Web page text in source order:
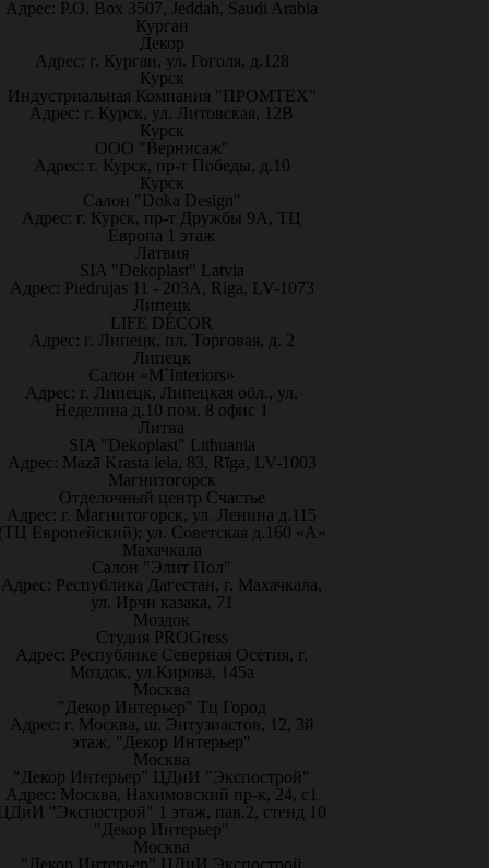
Адрес: P.O. Box 3507, Jeddah, Saudi Arabia
Курган
Декор
Адрес: г. Курган, ул. Гоголя, д.128
Курск
Индустриальная Компания "ПРОМТЕХ"
Адрес: г. Курск, ул. Литовская, 12В
Курск
ООО "Вернисаж"
Адрес: г. Курск, пр-т Победы, д.10
Курск
Салон "Doka Design"
Адрес: г. Курск, пр-т Дружбы 9А, ТЦ
Европа 1 этаж
Латвия
SIA "Dekoplast" Latvia
Адрес: Piedrujas 11 - 203A, Riga, LV-1073
Липецк
LIFE DÉCOR
Адрес: г. Липецк, пл. Торговая, д. 2
Липецк
Салон «M`Interiors»
Адрес: г. Липецк, Липецкая обл., ул.
Неделина д.10 пом. 8 офис 1
Литва
SIA "Dekoplast" Lithuania
Адрес: Mazā Krasta iela, 83, Rīga, LV-1003
Магнитогорск
Отделочный центр Счастье
Адрес: г. Магнитогорск, ул. Ленина д.115
Европейский); ул. Советская д.160 «А»
Махачкала
Салон "Элит Пол"
Адрес: Республика Дагестан, г. Махачкала,
ул. Ирчи казака, 71
Моздок
Студия PROGress
Адрес: Республике Северная Осетия, г.
Моздок, ул.Кирова, 145а
Москва
"Декор Интерьер" Тц Город
Адрес: г. Москва, ш. Энтузиастов, 12, 3й
этаж, "Декор Интерьер"
Москва
"Декор Интерьер" ЦДиИ "Экспострой"
Адрес: Москва, Нахимовский пр-к, 24, с1
"Экспострой" 1 этаж, пав.2, стенд 10
"Декор Интерьер"
Москва
"Декор Интерьер" ЦДиИ Экспострой